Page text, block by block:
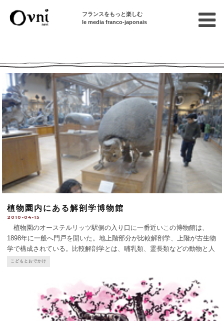
フランスをもっと楽しむ
le media franco-japonais
植物園内にある解剖学博物館
2010-04-15
植物園のオーステルリッツ駅側の入り口に一番近いこの博物館は、
1898年に一般へ門戸を開いた。地上階部分が比較解剖学、上階が古生物
学で構成されている。比較解剖学とは、哺乳類、霊長類などの動物と人
間を比較し、類似する部分や異なる部分について研究する学問で、フラ
こどもとおでかけ